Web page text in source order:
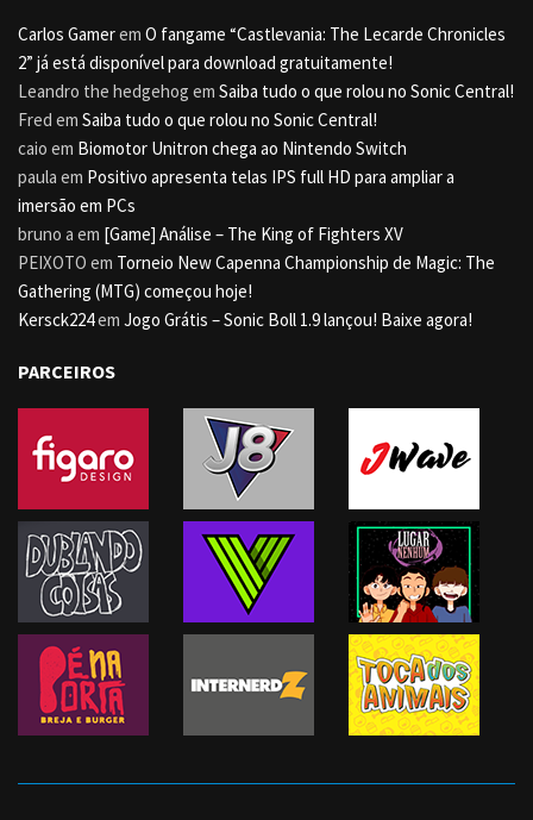
Carlos Gamerem O fangame “Castlevania: The Lecarde Chronicles
2” já está disponível para download gratuitamente!
Leandro the hedgehog em Saiba tudo o que rolou no Sonic Central!
Fred em Saiba tudo o que rolou no Sonic Central!
caio em Biomotor Unitron chega ao Nintendo Switch
paula em Positivo apresenta telas IPS full HD para ampliar a
imersão em PCs
bruno a em [Game] Análise – The King of Fighters XV
PEIXOTO em Torneio New Capenna Championship de Magic: The
Gathering (MTG) começou hoje!
Kersck224em Jogo Grátis – Sonic Boll 1.9 lançou! Baixe agora!
PARCEIROS